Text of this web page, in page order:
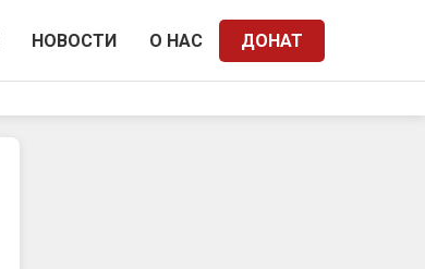
НОВОСТИ О НАС ДОНАТ